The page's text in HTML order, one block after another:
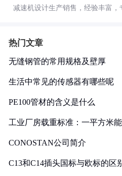
减速机设计生产销售，经验丰富，
热门文章
无缝钢管的常用规格及壁厚
生活中常见的传感器有哪些呢
PE100管材的含义是什么
工业厂房载重标准：一平方米
CONOSTAN公司简介
C13和C14插头国标与欧标的区